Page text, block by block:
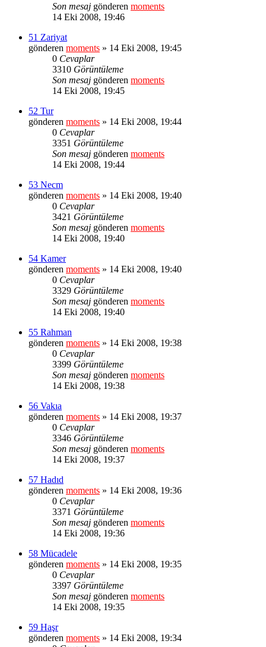
Son mesaj gönderen moments
14 Eki 2008, 19:46
51 Zariyat
gönderen moments » 14 Eki 2008, 19:45
0 Cevaplar
3310 Görüntüleme
Son mesaj gönderen moments
14 Eki 2008, 19:45
52 Tur
gönderen moments » 14 Eki 2008, 19:44
0 Cevaplar
3351 Görüntüleme
Son mesaj gönderen moments
14 Eki 2008, 19:44
53 Necm
gönderen moments » 14 Eki 2008, 19:40
0 Cevaplar
3421 Görüntüleme
Son mesaj gönderen moments
14 Eki 2008, 19:40
54 Kamer
gönderen moments » 14 Eki 2008, 19:40
0 Cevaplar
3329 Görüntüleme
Son mesaj gönderen moments
14 Eki 2008, 19:40
55 Rahman
gönderen moments » 14 Eki 2008, 19:38
0 Cevaplar
3399 Görüntüleme
Son mesaj gönderen moments
14 Eki 2008, 19:38
56 Vakıa
gönderen moments » 14 Eki 2008, 19:37
0 Cevaplar
3346 Görüntüleme
Son mesaj gönderen moments
14 Eki 2008, 19:37
57 Hadıd
gönderen moments » 14 Eki 2008, 19:36
0 Cevaplar
3371 Görüntüleme
Son mesaj gönderen moments
14 Eki 2008, 19:36
58 Mücadele
gönderen moments » 14 Eki 2008, 19:35
0 Cevaplar
3397 Görüntüleme
Son mesaj gönderen moments
14 Eki 2008, 19:35
59 Haşr
gönderen moments » 14 Eki 2008, 19:34